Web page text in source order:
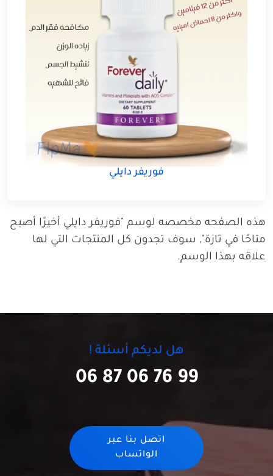
فوريفر دايلي
هذه الصفحه مخصصه لوسم "فوريفر دايلي أخيرًا أصبح
متاحًا في تازة", سوف تجدون كل المنتجات التي لها
علاقه بهذا الوسم.
هل لديكم أسئلة !
06 87 06 76 99
اتصل بنا عبر
الواتساب